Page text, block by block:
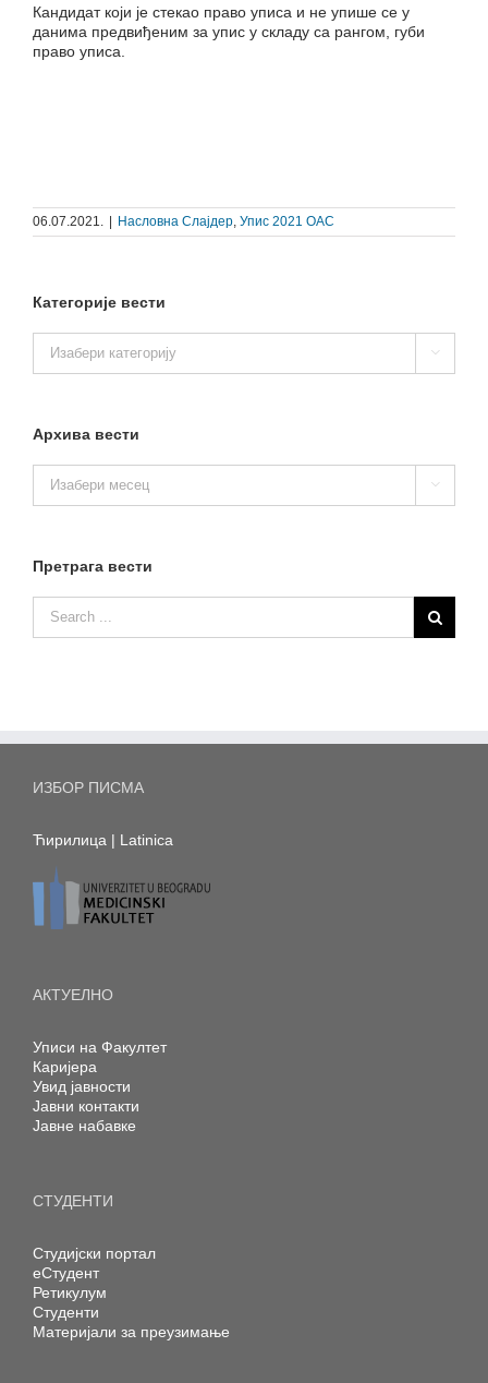
Кандидат који је стекао право уписа и не упише се у
данима предвиђеним за упис у складу са рангом, губи
право уписа.
06.07.2021. | Насловна Слајдер Упис 2021 ОАС
Категорије вести
вести

Архива вести
вести

Претрага вести
ИЗБОР ПИСМА
Ћирилица | Latinica
АКТУЕЛНО
Уписи на Факултет
Каријера
Увид јавности
Јавни контакти
Јавне набавке
СТУДЕНТИ
Студијски портал
еСтудент
Ретикулум
Студенти
Материјали за преузимање